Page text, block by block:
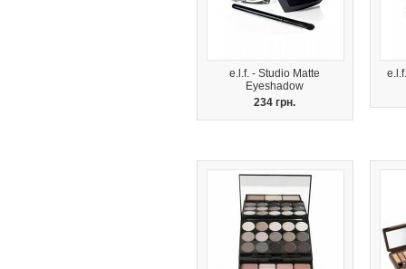
e.l.f. - Studio Matte
Eyeshadow
234 грн.